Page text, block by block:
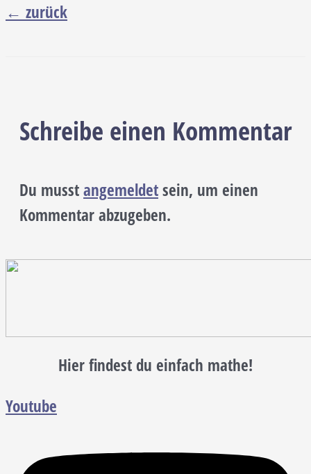
← zurück
Schreibe einen Kommentar
Du musstangemeldetsein, um einen
Kommentar abzugeben.
Hier findest du einfach mathe!
Youtube